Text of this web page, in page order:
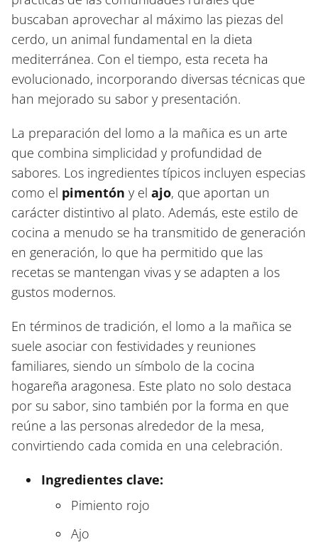
buscaban aprovechar al máximo las piezas del
cerdo, un animal fundamental en la dieta
mediterránea. Con el tiempo, esta receta ha
evolucionado, incorporando diversas técnicas que
han mejorado su sabor y presentación.
La preparación del lomo a la mañica es un arte
que combina simplicidad y profundidad de
sabores. Los ingredientes típicos incluyen especias
como el pimentón y el ajo, que aportan un
carácter distintivo al plato. Además, este estilo de
cocina a menudo se ha transmitido de generación
en generación, lo que ha permitido que las
recetas se mantengan vivas y se adapten a los
gustos modernos.
En términos de tradición, el lomo a la mañica se
suele asociar con festividades y reuniones
familiares, siendo un símbolo de la cocina
hogareña aragonesa. Este plato no solo destaca
por su sabor, sino también por la forma en que
reúne a las personas alrededor de la mesa,
convirtiendo cada comida en una celebración.
Ingredientes clave:
Pimiento rojo
Ajo